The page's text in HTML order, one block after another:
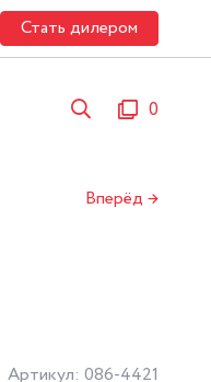
Стать дилером
0
Вперёд →
Артикул: 086-4421